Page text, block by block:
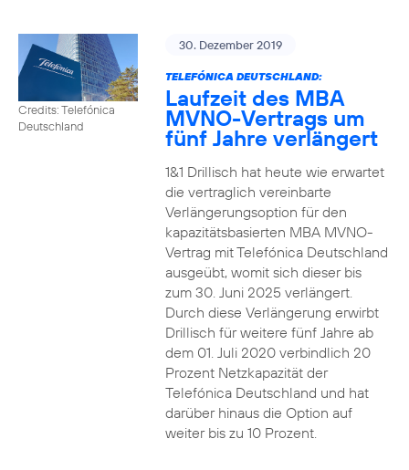
Credits: Telefónica
Deutschland
30. Dezember 2019
TELEFÓNICA DEUTSCHLAND:
Laufzeit des MBA
MVNO-Vertrags um
fünf Jahre verlängert
1&1 Drillisch hat heute wie erwartet
die vertraglich vereinbarte
Verlängerungsoption für den
kapazitätsbasierten MBA MVNO-
Vertrag mit Telefónica Deutschland
ausgeübt, womit sich dieser bis
zum 30. Juni 2025 verlängert.
Durch diese Verlängerung erwirbt
Drillisch für weitere fünf Jahre ab
dem 01. Juli 2020 verbindlich 20
Prozent Netzkapazität der
Telefónica Deutschland und hat
darüber hinaus die Option auf
weiter bis zu 10 Prozent.